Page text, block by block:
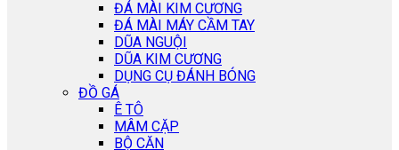
ĐÁ MÀI KIM CƯƠNG
ĐÁ MÀI MÁY CẦM TAY
DŨA NGUỘI
DŨA KIM CƯƠNG
DỤNG CỤ ĐÁNH BÓNG
ĐỒ GÁ
Ê TÔ
MÂM CẶP
BỘ CĂN